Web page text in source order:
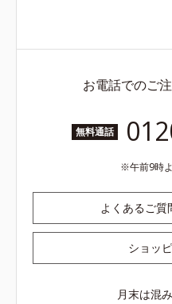
お電話でのご
無料通話
午前9時
よくあるご質
ショッ
月末は混